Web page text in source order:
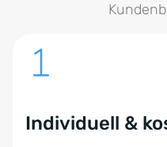
Individuell &